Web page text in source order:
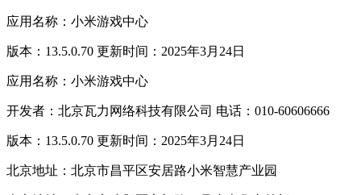
应用名称：小米游戏中心
版本：13.5.0.70 更新时间：2025年3月24日
应用名称：小米游戏中心
开发者：北京瓦力网络科技有限公司 电话：010-60606666
版本：13.5.0.70 更新时间：2025年3月24日
北京地址：北京市昌平区安居路小米智慧产业园